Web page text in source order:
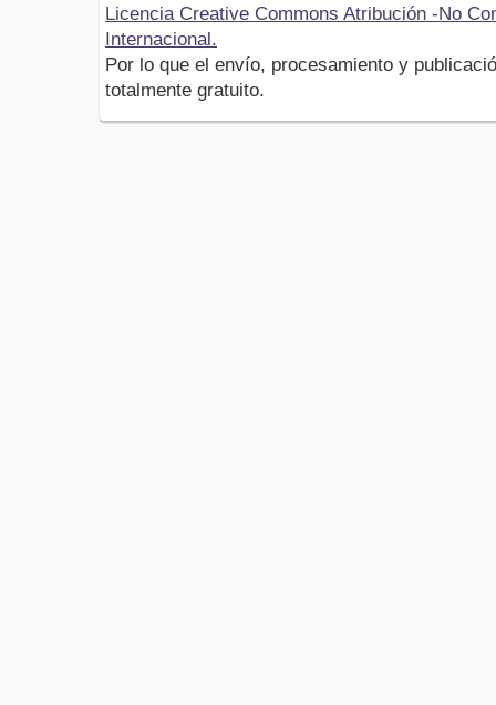
Licencia Creative Commons Atribución -No
Internacional.
Por lo que el envío, procesamiento y
totalmente gratuito.